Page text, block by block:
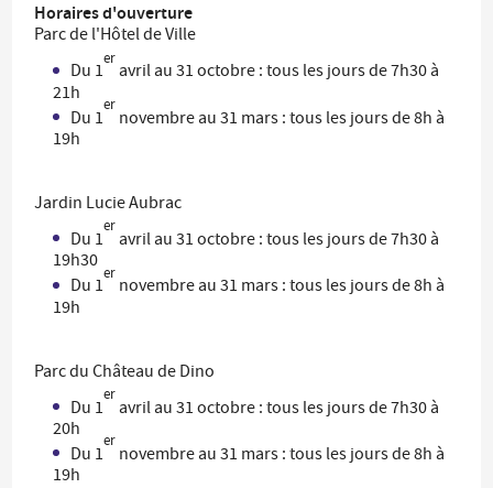
Horaires d'ouverture
Parc de l'Hôtel de Ville
Du 1
er
avril au 31 octobre : tous les jours de 7h30 à
21h
Du 1
er
novembre au 31 mars : tous les jours de 8h à
19h
Jardin Lucie Aubrac
Du 1
er
avril au 31 octobre : tous les jours de 7h30 à
19h30
Du 1
er
novembre au 31 mars : tous les jours de 8h à
19h
Parc du Château de Dino
Du 1
er
avril au 31 octobre : tous les jours de 7h30 à
20h
Du 1
er
novembre au 31 mars : tous les jours de 8h à
19h